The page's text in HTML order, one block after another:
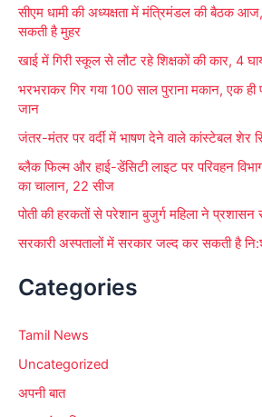
:
सीएम धामी की अध्यक्षता में मंत्रिमंडल की बैठक आज,
सकती है मुहर
खाई में गिरी स्कूल से लौट रहे शिक्षकों की कार, 4
भरभराकर गिर गया 100 साल पुराना मकान, एक ही
जान
जंतर-मंतर पर वर्दी में भाषण देने वाले कांस्टेबल शेर
ब्लैक फिल्म और हाई-डेंसिटी लाइट पर परिवहन
का चालान, 22 सीज
पोती की हरकतों से परेशान बुजुर्ग महिला ने प्रशासन
सरकारी अस्पतालों में सरकार जल्द कर सकती है
Categories
Tamil News
Uncategorized
अपनी बात